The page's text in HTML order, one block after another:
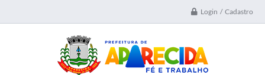
Login / Cadastro